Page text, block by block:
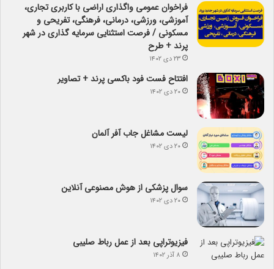
فراخوان عمومی واگذاری اراضی با کاربری تجاری،
آموزشی، ورزشی، درمانی، فرهنگی، تفریحی و
مسکونی / فرصت استثنایی سرمایه گذاری در شهر
پرند + طرح
۲۳ دی ۱۴۰۲
افتتاح فست فود باکسی پرند + تصاویر
۲۰ دی ۱۴۰۲
لیست مشاغل جاب آفر آلمان
۲۰ دی ۱۴۰۲
سوال پزشکی از هوش مصنوعی آنلاین
۲۰ دی ۱۴۰۲
فیزیوتراپی بعد از عمل رباط صلیبی
۸ آذر ۱۴۰۲